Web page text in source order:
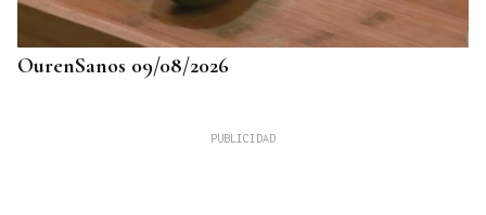
OurenSanos 09/08/2026